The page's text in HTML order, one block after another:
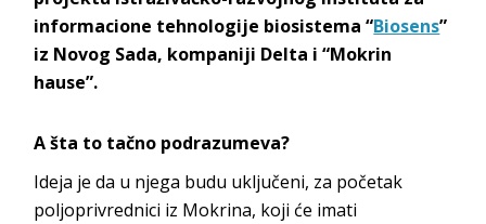
informacione tehnologije biosistema “Biosens”
iz Novog Sada, kompaniji Delta i “Mokrin
hause”.
A šta to tačno podrazumeva?
Ideja je da u njega budu uključeni, za početak
poljoprivrednici iz Mokrina, koji će imati